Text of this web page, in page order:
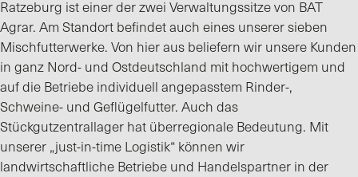
Ratzeburg ist einer der zwei Verwaltungssitze von BAT
Agrar. Am Standort befindet auch eines unserer sieben
Mischfutterwerke. Von hier aus beliefern wir unsere Kunden
in ganz Nord- und Ostdeutschland mit hochwertigem und
auf die Betriebe individuell angepasstem Rinder-,
Schweine- und Geflügelfutter. Auch das
Stückgutzentrallager hat überregionale Bedeutung. Mit
unserer „just-in-time Logistik“ können wir
landwirtschaftliche Betriebe und Handelspartner in der